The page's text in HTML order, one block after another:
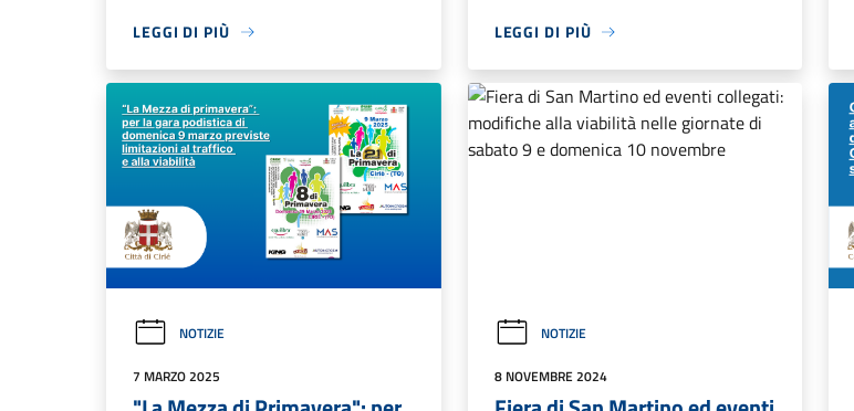
LEGGI DI PIÙ LEGGI DI PIÙ
NOTIZIE
7 MARZO 2025
NOTIZIE
8 NOVEMBRE 2024